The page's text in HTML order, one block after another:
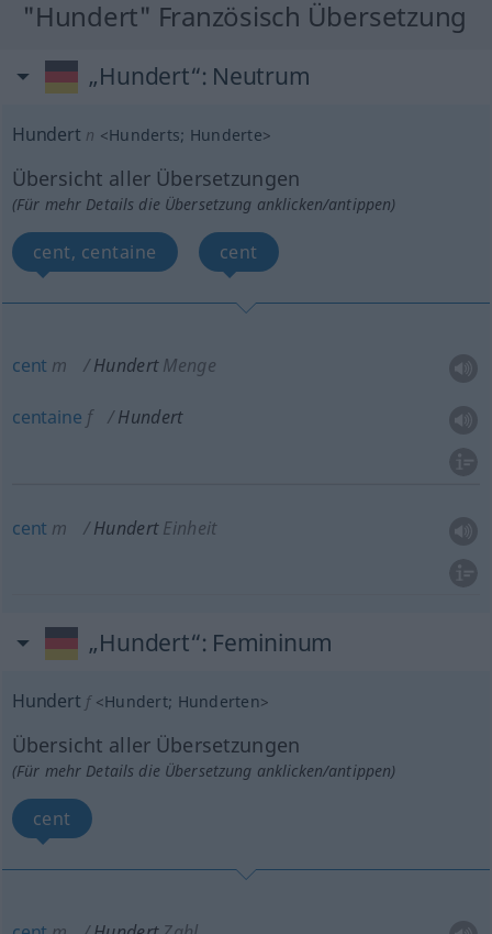
"Hundert" Französisch Übersetzung
„Hundert“: Neutrum
Hundert n <Hunderts; Hunderte>
Übersicht aller Übersetzungen
(Für mehr Details die Übersetzung anklicken/antippen)
cent, centaine cent
cent m Hundert Menge
centaine f Hundert
cent m Hundert Einheit
„Hundert“: Femininum
Hundert f <Hundert; Hunderten>
Übersicht aller Übersetzungen
(Für mehr Details die Übersetzung anklicken/antippen)
cent